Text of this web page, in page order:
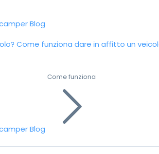
Blog
Come funziona dare in affitto un
Blog
Come funziona